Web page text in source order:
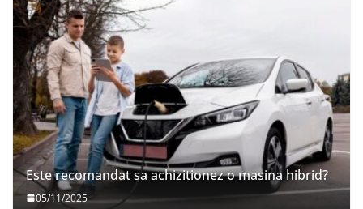
Este recomandat sa achizitionez o masina hibrid?
05/11/2025